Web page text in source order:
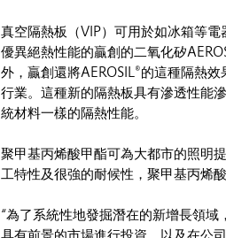
真空隔熱板（VIP）可用於如冰箱等
優異絕熱性能的贏創的二氧化矽
外，贏創還將AEROSIL®的這種隔熱
行業。這種新的隔熱板具有滲透性能
統材料一樣的隔熱性能。
聚甲基丙烯酸甲酯可為大都市的照明
工特性及很強的耐候性，聚甲基丙烯
“為了系統性地發掘潛在的新增長領